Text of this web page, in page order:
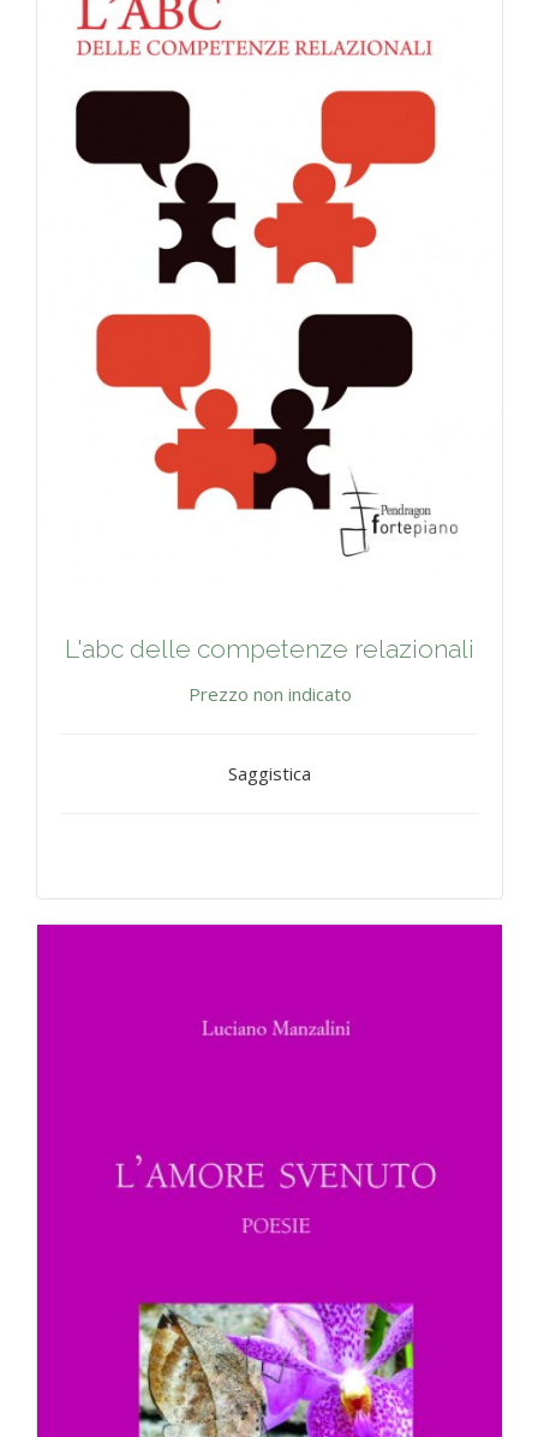
L'abc delle competenze relazionali
Prezzo non indicato
Saggistica